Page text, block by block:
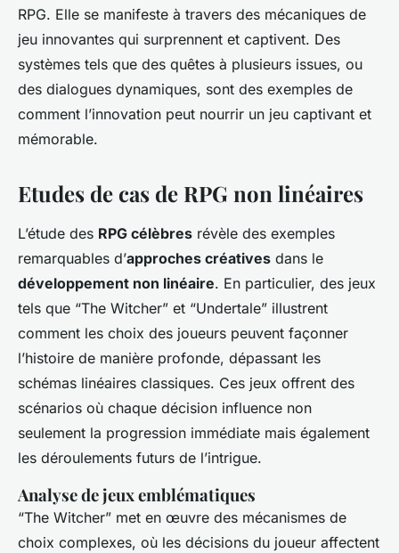
RPG. Elle se manifeste à travers des mécaniques de
jeu innovantes qui surprennent et captivent. Des
systèmes tels que des quêtes à plusieurs issues, ou
des dialogues dynamiques, sont des exemples de
comment l’innovation peut nourrir un jeu captivant et
mémorable.
Etudes de cas de RPG non linéaires
L’étude des RPG célèbres révèle des exemples
remarquables d’approches créatives dans le
développement non linéaire. En particulier, des jeux
tels que “The Witcher” et “Undertale” illustrent
comment les choix des joueurs peuvent façonner
l’histoire de manière profonde, dépassant les
schémas linéaires classiques. Ces jeux offrent des
scénarios où chaque décision influence non
seulement la progression immédiate mais également
les déroulements futurs de l’intrigue.
Analyse de jeux emblématiques
“The Witcher” met en œuvre des mécanismes de
choix complexes, où les décisions du joueur affectent